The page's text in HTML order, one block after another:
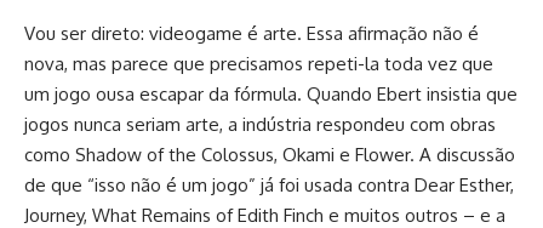
Vou ser direto: videogame é arte. Essa afirmação não é
nova, mas parece que precisamos repeti-la toda vez que
um jogo ousa escapar da fórmula. Quando Ebert insistia que
jogos nunca seriam arte, a indústria respondeu com obras
como Shadow of the Colossus, Okami e Flower. A discussão
de que “isso não é um jogo” já foi usada contra Dear Esther,
Journey, What Remains of Edith Finch e muitos outros – e a